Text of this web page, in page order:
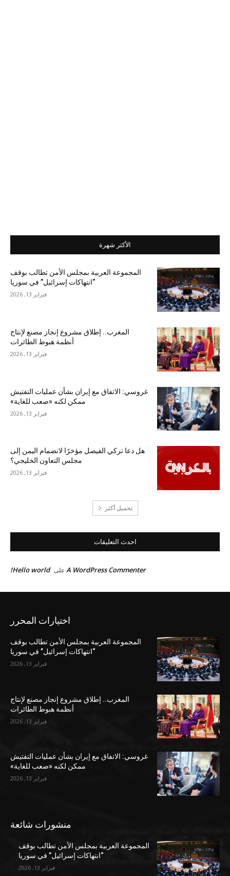
الأكثر شهرة
المجموعة العربية بمجلس الأمن تطالب بوقف
“انتهاكات إسرائيل” في سوريا
فبراير 13, 2026
المغرب.. إطلاق مشروع إنجاز مصنع لإنتاج
أنظمة هبوط الطائرات
فبراير 13, 2026
غروسي: الاتفاق مع إيران بشأن عمليات التفتيش
ممكن لكنه «صعب للغاية»
فبراير 13, 2026
هل دعا تركي الفيصل مؤخرًا لانضمام اليمن إلى
مجلس التعاون الخليجي؟
فبراير 13, 2026
تحميل أكثر
احدث التعليقات
A WordPress Commenter على Hello world!
اختيارات المحرر
المجموعة العربية بمجلس الأمن تطالب بوقف
“انتهاكات إسرائيل” في سوريا
فبراير 13, 2026
المغرب.. إطلاق مشروع إنجاز مصنع لإنتاج
أنظمة هبوط الطائرات
فبراير 13, 2026
غروسي: الاتفاق مع إيران بشأن عمليات التفتيش
ممكن لكنه «صعب للغاية»
فبراير 13, 2026
منشورات شائعة
المجموعة العربية بمجلس الأمن تطالب بوقف
“انتهاكات إسرائيل” في سوريا
فبراير 13, 2026